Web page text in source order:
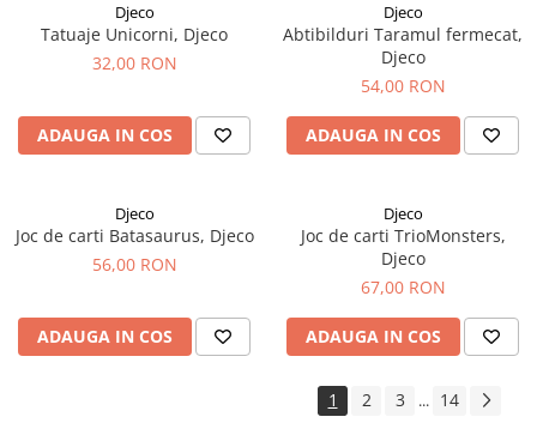
Djeco
Tatuaje Unicorni, Djeco
32,00 RON
ADAUGA IN COS
Djeco
Abtibilduri Taramul fermecat,
Djeco
54,00 RON
ADAUGA IN COS
Djeco
Joc de carti Batasaurus, Djeco
56,00 RON
ADAUGA IN COS
Djeco
Joc de carti TrioMonsters,
Djeco
67,00 RON
ADAUGA IN COS
1 2 3 ... 14